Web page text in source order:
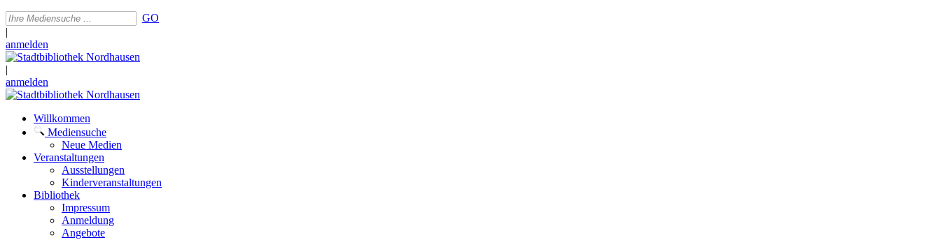
GO
|
anmelden
|
anmelden
Willkommen
Mediensuche
Neue Medien
Veranstaltungen
Ausstellungen
Kinderveranstaltungen
Bibliothek
Impressum
Anmeldung
Angebote